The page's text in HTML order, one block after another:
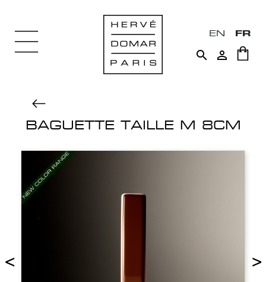
EN FR
 
BAGUETTE TAILLE M 8CM
< >